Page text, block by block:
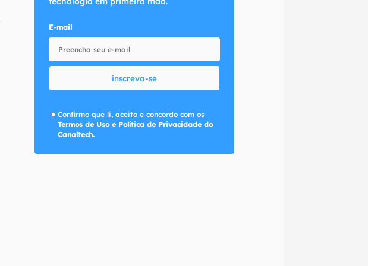
E-mail
inscreva-se
Confirmo que li, aceito e concordo com os
Termos de Uso e Política de Privacidade do
Canaltech.